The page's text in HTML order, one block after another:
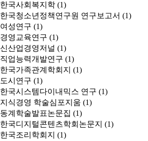
한국사회복지학 (1)
한국청소년정책연구원 연구보고서 (1)
여성연구 (1)
경영교육연구 (1)
신산업경영저널 (1)
직업능력개발연구 (1)
한국가족관계학회지 (1)
도시연구 (1)
한국시스템다이내믹스 연구 (1)
지식경영 학술심포지움 (1)
동계학술발표논문집 (1)
한국디지털콘텐츠학회논문지 (1)
한국조리학회지 (1)